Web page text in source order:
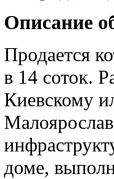
Описание
Продается
в 14 соток.
Киевскому
доме,